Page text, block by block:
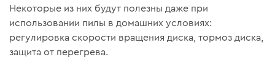
Некоторые из них будут полезны даже при
использовании пилы в домашних условиях:
регулировка скорости вращения диска, тормоз диска,
защита от перегрева.